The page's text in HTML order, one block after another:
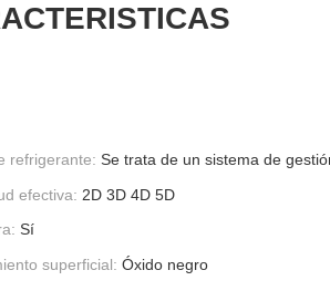
refrigerante: Se trata de un sistema de
efectiva: 2D 3D 4D 5D
Sí
superficial: Óxido negro